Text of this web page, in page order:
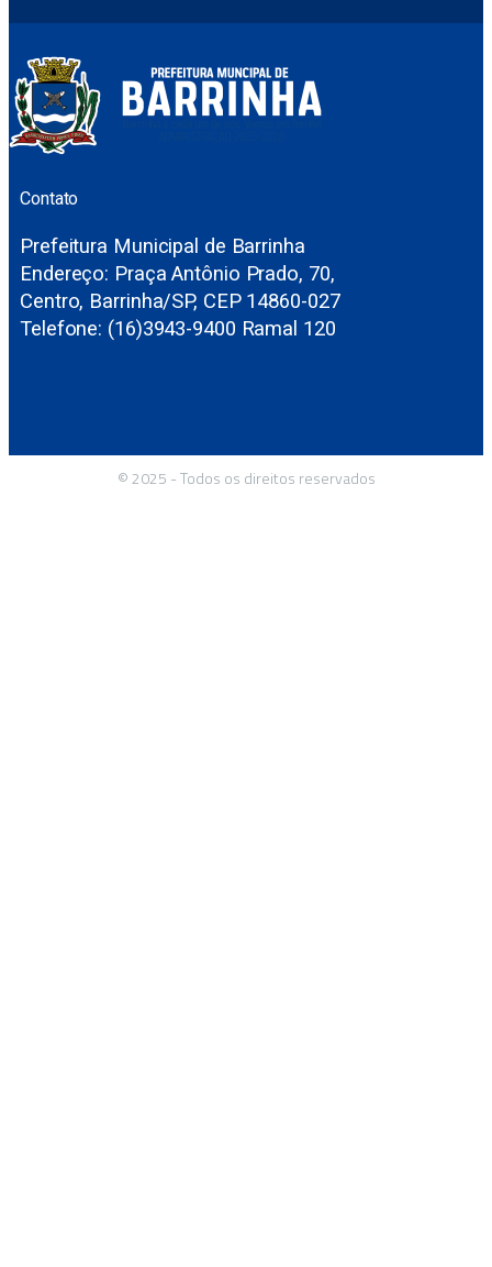
Contato
Prefeitura Municipal de Barrinha
Endereço: Praça Antônio Prado, 70,
Centro, Barrinha/SP, CEP 14860-027
Telefone: (16)3943-9400 Ramal 120
© 2025 - Todos os direitos reservados